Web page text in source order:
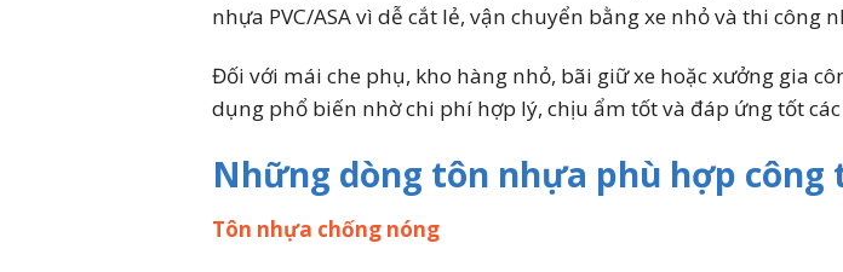
nhựa PVC/ASA vì dễ cắt lẻ, vận chuyển bằng xe nhỏ và thi
Đối với mái che phụ, kho hàng nhỏ, bãi giữ xe hoặc xưởng gia
dụng phổ biến nhờ chi phí hợp lý, chịu ẩm tốt và đáp ứng tốt
Những dòng tôn nhựa phù hợp công
Tôn nhựa chống nóng